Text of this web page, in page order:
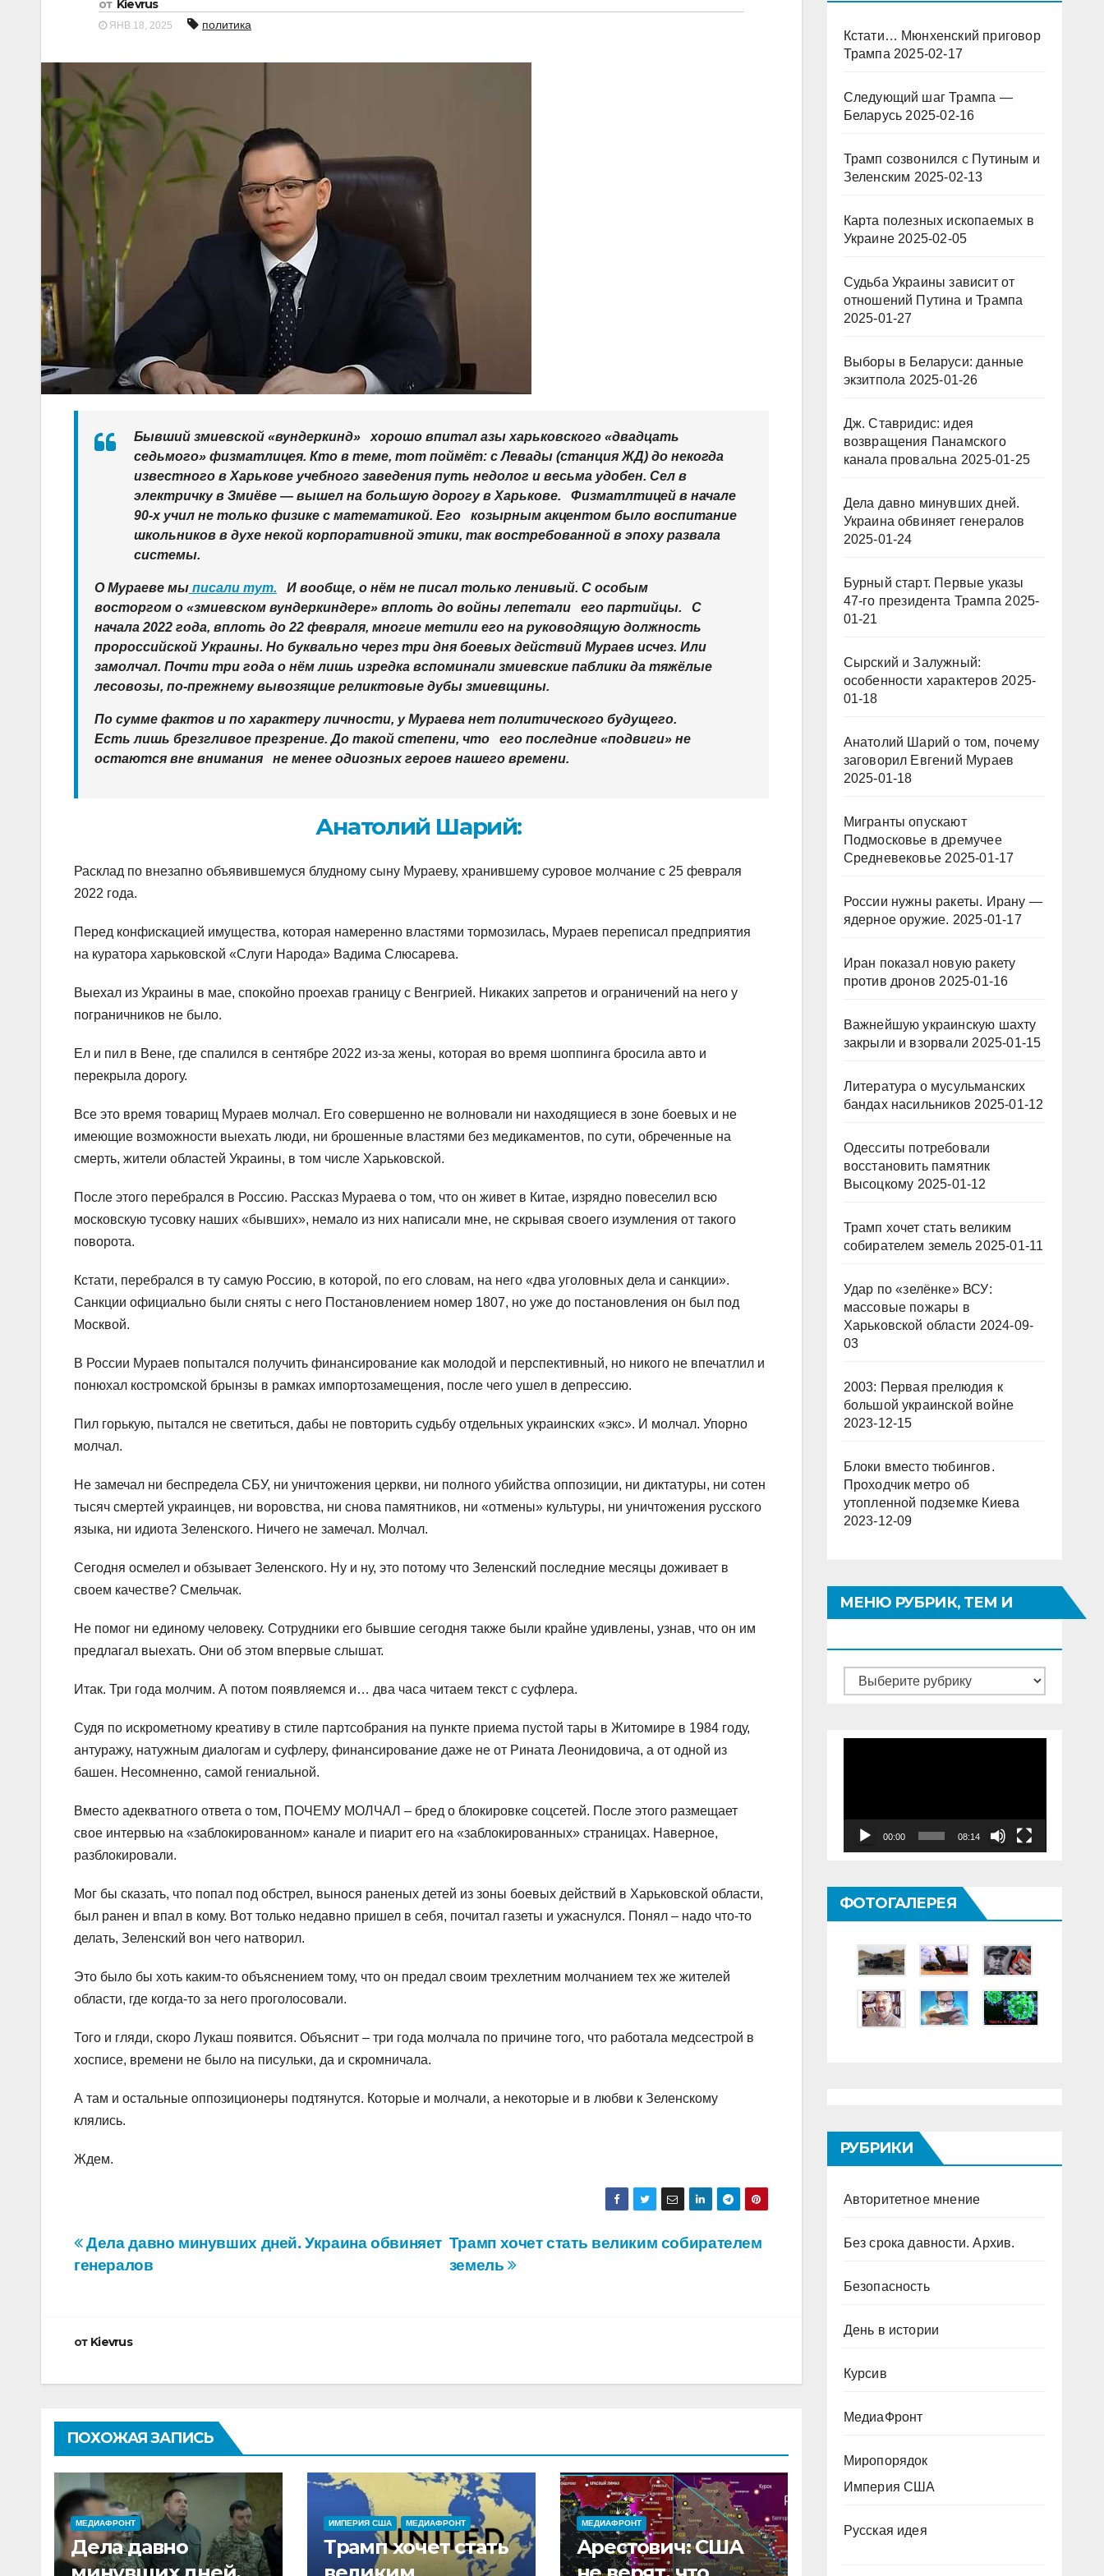
от Kievrus
ЯНВ 18, 2025 политика
Бывший змиевской «вундеркинд» хорошо впитал азы харьковского «двадцать
седьмого» физматлицея. Кто в теме, тот поймёт: с Левады (станция ЖД) до некогда
известного в Харькове учебного заведения путь недолог и весьма удобен. Сел в
электричку в Змиёве — вышел на большую дорогу в Харькове. Физматлтицей в начале
90-х учил не только физике с математикой. Его козырным акцентом было воспитание
школьников в духе некой корпоративной этики, так востребованной в эпоху развала
системы.
О Мураеве мы писали тут. И вообще, о нём не писал только ленивый. С особым
восторгом о «змиевском вундеркиндере» вплоть до войны лепетали его партийцы. С
начала 2022 года, вплоть до 22 февраля, многие метили его на руководящую должность
пророссийской Украины. Но буквально через три дня боевых действий Мураев исчез. Или
замолчал. Почти три года о нём лишь изредка вспоминали змиевские паблики да тяжёлые
лесовозы, по-прежнему вывозящие реликтовые дубы змиевщины.
По сумме фактов и по характеру личности, у Мураева нет политического будущего.
Есть лишь брезгливое презрение. До такой степени, что его последние «подвиги» не
остаются вне внимания не менее одиозных героев нашего времени.
Анатолий Шарий:
Расклад по внезапно объявившемуся блудному сыну Мураеву, хранившему суровое молчание с 25 февраля
2022 года.
Перед конфискацией имущества, которая намеренно властями тормозилась, Мураев переписал предприятия
на куратора харьковской «Слуги Народа» Вадима Слюсарева.
Выехал из Украины в мае, спокойно проехав границу с Венгрией. Никаких запретов и ограничений на него у
пограничников не было.
Ел и пил в Вене, где спалился в сентябре 2022 из-за жены, которая во время шоппинга бросила авто и
перекрыла дорогу.
Все это время товарищ Мураев молчал. Его совершенно не волновали ни находящиеся в зоне боевых и не
имеющие возможности выехать люди, ни брошенные властями без медикаментов, по сути, обреченные на
смерть, жители областей Украины, в том числе Харьковской.
После этого перебрался в Россию. Рассказ Мураева о том, что он живет в Китае, изрядно повеселил всю
московскую тусовку наших «бывших», немало из них написали мне, не скрывая своего изумления от такого
поворота.
Кстати, перебрался в ту самую Россию, в которой, по его словам, на него «два уголовных дела и санкции».
Санкции официально были сняты с него Постановлением номер 1807, но уже до постановления он был под
Москвой.
В России Мураев попытался получить финансирование как молодой и перспективный, но никого не впечатлил и
понюхал костромской брынзы в рамках импортозамещения, после чего ушел в депрессию.
Пил горькую, пытался не светиться, дабы не повторить судьбу отдельных украинских «экс». И молчал. Упорно
молчал.
Не замечал ни беспредела СБУ, ни уничтожения церкви, ни полного убийства оппозиции, ни диктатуры, ни сотен
тысяч смертей украинцев, ни воровства, ни снова памятников, ни «отмены» культуры, ни уничтожения русского
языка, ни идиота Зеленского. Ничего не замечал. Молчал.
Сегодня осмелел и обзывает Зеленского. Ну и ну, это потому что Зеленский последние месяцы доживает в
своем качестве? Смельчак.
Не помог ни единому человеку. Сотрудники его бывшие сегодня также были крайне удивлены, узнав, что он им
предлагал выехать. Они об этом впервые слышат.
Итак. Три года молчим. А потом появляемся и… два часа читаем текст с суфлера.
Судя по искрометному креативу в стиле партсобрания на пункте приема пустой тары в Житомире в 1984 году,
антуражу, натужным диалогам и суфлеру, финансирование даже не от Рината Леонидовича, а от одной из
башен. Несомненно, самой гениальной.
Вместо адекватного ответа о том, ПОЧЕМУ МОЛЧАЛ – бред о блокировке соцсетей. После этого размещает
свое интервью на «заблокированном» канале и пиарит его на «заблокированных» страницах. Наверное,
разблокировали.
Мог бы сказать, что попал под обстрел, вынося раненых детей из зоны боевых действий в Харьковской области,
был ранен и впал в кому. Вот только недавно пришел в себя, почитал газеты и ужаснулся. Понял – надо что-то
делать, Зеленский вон чего натворил.
Это было бы хоть каким-то объяснением тому, что он предал своим трехлетним молчанием тех же жителей
области, где когда-то за него проголосовали.
Того и гляди, скоро Лукаш появится. Объяснит – три года молчала по причине того, что работала медсестрой в
хосписе, времени не было на писульки, да и скромничала.
А там и остальные оппозиционеры подтянутся. Которые и молчали, а некоторые и в любви к Зеленскому
клялись.
Ждем.
Навигация
Трамп хочет стать великим собирателем
земель
Дела давно минувших дней. Украина обвиняет
генералов
от Kievrus
ПОХОЖАЯ ЗАПИСЬ
МЕДИАФРОНТ
Дела давно
ИМПЕРИЯ США МЕДИАФРОНТ
Трамп хочет стать
МЕДИАФРОНТ
Арестович: США
Кстати… Мюнхенский приговор
Трампа 2025-02-17
Следующий шаг Трампа —
Беларусь 2025-02-16
Трамп созвонился с Путиным и
Зеленским 2025-02-13
Карта полезных ископаемых в
Украине 2025-02-05
Судьба Украины зависит от
отношений Путина и Трампа
2025-01-27
Выборы в Беларуси: данные
экзитпола 2025-01-26
Дж. Ставридис: идея
возвращения Панамского
канала провальна 2025-01-25
Дела давно минувших дней.
Украина обвиняет генералов
2025-01-24
Бурный старт. Первые указы
47-го президента Трампа 2025-
01-21
Сырский и Залужный:
особенности характеров 2025-
01-18
Анатолий Шарий о том, почему
заговорил Евгений Мураев
2025-01-18
Мигранты опускают
Подмосковье в дремучее
Средневековье 2025-01-17
России нужны ракеты. Ирану —
ядерное оружие. 2025-01-17
Иран показал новую ракету
против дронов 2025-01-16
Важнейшую украинскую шахту
закрыли и взорвали 2025-01-15
Литература о мусульманских
бандах насильников 2025-01-12
Одесситы потребовали
восстановить памятник
Высоцкому 2025-01-12
Трамп хочет стать великим
собирателем земель 2025-01-11
Удар по «зелёнке» ВСУ:
массовые пожары в
Харьковской области 2024-09-
03
2003: Первая прелюдия к
большой украинской войне
2023-12-15
Блоки вместо тюбингов.
Проходчик метро об
утопленной подземке Киева
2023-12-09
МЕНЮ РУБРИК, ТЕМ И
Меню
00:00 08:14
ФОТОГАЛЕРЕЯ
РУБРИКИ
Авторитетное мнение
Без срока давности. Архив.
Безопасность
День в истории
Курсив
МедиаФронт
Миропорядок
Империя США
Русская идея